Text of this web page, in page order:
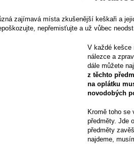
zajímavá místa zkušenější keškaři a
nepřemisťujte a už vůbec
V každé kešce
nálezce a
dále můžete
z těchto
na oplátku
novodobých
Kromě toho
předměty. Jde
předměty
najdeme,